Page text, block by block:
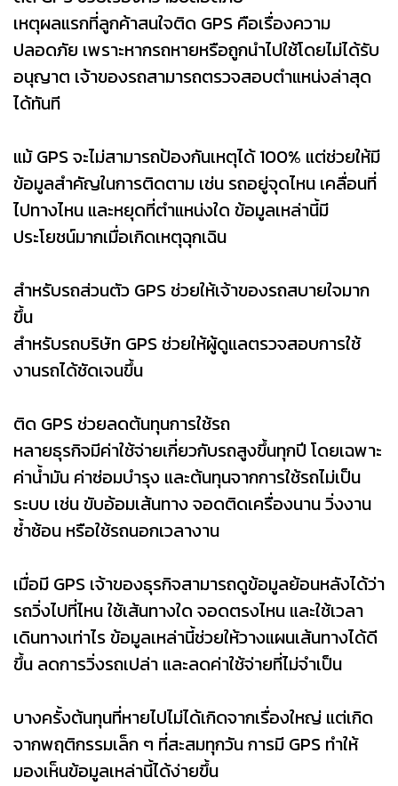
เหตุผลแรกที่ลูกค้าสนใจติด GPS คือเรื่องความ
ปลอดภัย เพราะหากรถหายหรือถูกนำไปใช้โดยไม่ได้รับ
อนุญาต เจ้าของรถสามารถตรวจสอบตำแหน่งล่าสุด
ได้ทันที
แม้ GPS จะไม่สามารถป้องกันเหตุได้ 100% แต่ช่วยให้มี
ข้อมูลสำคัญในการติดตาม เช่น รถอยู่จุดไหน เคลื่อนที่
ไปทางไหน และหยุดที่ตำแหน่งใด ข้อมูลเหล่านี้มี
ประโยชน์มากเมื่อเกิดเหตุฉุกเฉิน
สำหรับรถส่วนตัว GPS ช่วยให้เจ้าของรถสบายใจมาก
ขึ้น
สำหรับรถบริษัท GPS ช่วยให้ผู้ดูแลตรวจสอบการใช้
งานรถได้ชัดเจนขึ้น
ติด GPS ช่วยลดต้นทุนการใช้รถ
หลายธุรกิจมีค่าใช้จ่ายเกี่ยวกับรถสูงขึ้นทุกปี โดยเฉพาะ
ค่าน้ำมัน ค่าซ่อมบำรุง และต้นทุนจากการใช้รถไม่เป็น
ระบบ เช่น ขับอ้อมเส้นทาง จอดติดเครื่องนาน วิ่งงาน
ซ้ำซ้อน หรือใช้รถนอกเวลางาน
เมื่อมี GPS เจ้าของธุรกิจสามารถดูข้อมูลย้อนหลังได้ว่า
รถวิ่งไปที่ไหน ใช้เส้นทางใด จอดตรงไหน และใช้เวลา
เดินทางเท่าไร ข้อมูลเหล่านี้ช่วยให้วางแผนเส้นทางได้ดี
ขึ้น ลดการวิ่งรถเปล่า และลดค่าใช้จ่ายที่ไม่จำเป็น
บางครั้งต้นทุนที่หายไปไม่ได้เกิดจากเรื่องใหญ่ แต่เกิด
จากพฤติกรรมเล็ก ๆ ที่สะสมทุกวัน การมี GPS ทำให้
มองเห็นข้อมูลเหล่านี้ได้ง่ายขึ้น